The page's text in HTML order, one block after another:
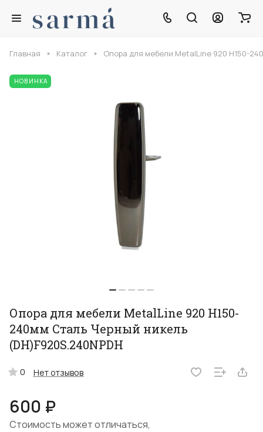
Главная Каталог Опора для мебели MetalLine 920 H150-
НОВИНКА
Опора для мебели MetalLine 920 H150-
240мм Сталь Черный никель
(DH)F920S.240NPDH
0 Нет отзывов
600 ₽
Стоимость может отличаться,